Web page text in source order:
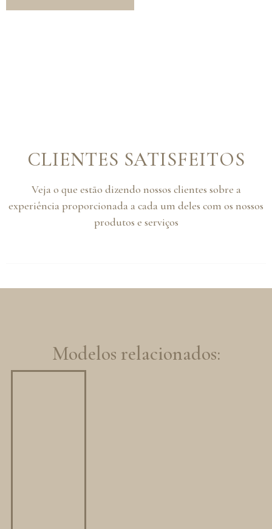
CLIENTES SATISFEITOS
Veja o que estão dizendo nossos clientes sobre a
experiência proporcionada a cada um deles com os nossos
produtos e serviços
Modelos relacionados: